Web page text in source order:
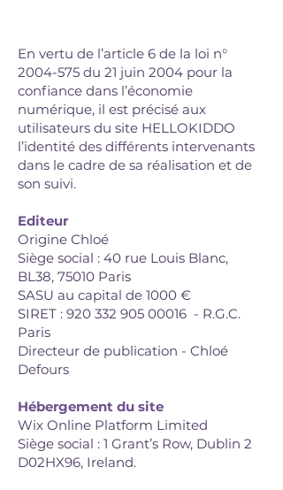
En vertu de l’article 6 de la loi n°
2004-575 du 21 juin 2004 pour la
confiance dans l’économie
numérique, il est précisé aux
utilisateurs du site HELLOKIDDO
l’identité des différents intervenants
dans le cadre de sa réalisation et de
son suivi.
Editeur
Origine Chloé
Siège social : 40 rue Louis Blanc,
BL38, 75010 Paris
SASU au capital de 1000 €
SIRET : 920 332 905 00016 - R.G.C.
Paris
Directeur de publication - Chloé
Defours
Hébergement du site
Wix Online Platform Limited
Siège social : 1 Grant’s Row, Dublin 2
D02HX96, Ireland.